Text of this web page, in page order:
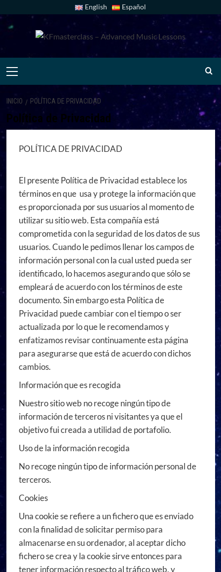
English Español
INICIO POLÍTICA DE PRIVACIDAD
Política de Privacidad
POLÍTICA DE PRIVACIDAD
El presente Política de Privacidad establece los
términos en que usa y protege la información que
es proporcionada por sus usuarios al momento de
utilizar su sitio web. Esta compañía está
comprometida con la seguridad de los datos de sus
usuarios. Cuando le pedimos llenar los campos de
información personal con la cual usted pueda ser
identificado, lo hacemos asegurando que sólo se
empleará de acuerdo con los términos de este
documento. Sin embargo esta Política de
Privacidad puede cambiar con el tiempo o ser
actualizada por lo que le recomendamos y
enfatizamos revisar continuamente esta página
para asegurarse que está de acuerdo con dichos
cambios.
Información que es recogida
Nuestro sitio web no recoge ningún tipo de
información de terceros ni visitantes ya que el
objetivo fui creada a utilidad de portafolio.
Uso de la información recogida
No recoge ningún tipo de información personal de
terceros.
Cookies
Una cookie se refiere a un fichero que es enviado
con la finalidad de solicitar permiso para
almacenarse en su ordenador, al aceptar dicho
fichero se crea y la cookie sirve entonces para
tener información respecto al tráfico web, y